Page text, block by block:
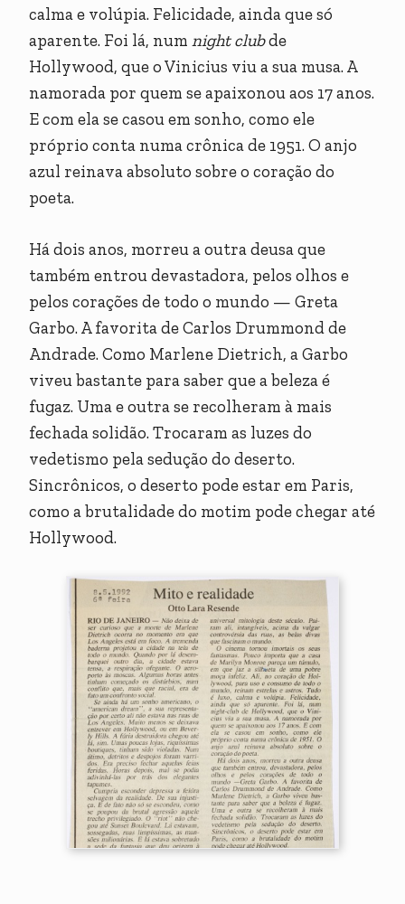
calma e volúpia. Felicidade, ainda que só
aparente. Foi lá, numnight clubde
Hollywood, que o Vinicius viu a sua musa. A
namorada por quem se apaixonou aos 17 anos.
E com ela se casou em sonho, como ele
próprio conta numa crônica de 1951. O anjo
azul reinava absoluto sobre o coração do
poeta.
Há dois anos, morreu a outra deusa que
também entrou devastadora, pelos olhos e
pelos corações de todo o mundo — Greta
Garbo. A favorita de Carlos Drummond de
Andrade. Como Marlene Dietrich, a Garbo
viveu bastante para saber que a beleza é
fugaz. Uma e outra se recolheram à mais
fechada solidão. Trocaram as luzes do
vedetismo pela sedução do deserto.
Sincrônicos, o deserto pode estar em Paris,
como a brutalidade do motim pode chegar até
Hollywood.